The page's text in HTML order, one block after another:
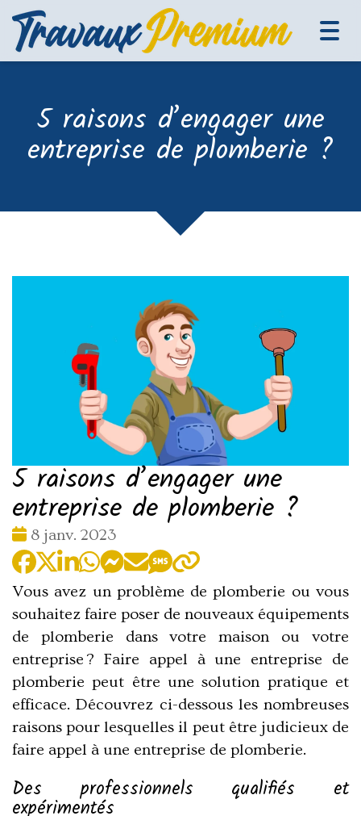
5 raisons d’engager une
entreprise de plomberie ?
5 raisons d’engager une
entreprise de plomberie ?
Date
:
8 janv. 2023
Vous avez un problème de plomberie ou vous
souhaitez faire poser de nouveaux équipements
de plomberie dans votre maison ou votre
entreprise ? Faire appel à une entreprise de
plomberie peut être une solution pratique et
efficace. Découvrez ci-dessous les nombreuses
raisons pour lesquelles il peut être judicieux de
faire appel à une entreprise de plomberie.
Des professionnels qualifiés et
expérimentés